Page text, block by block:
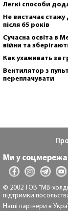
Легкі способи
Не вистачає стажу
після 65 років
Сучасна освіта в
війни та
Как ухаживать за
Вентилятор з
переплачувати
Ми у
© 2002 ТОВ "МВ-
підтримки
Наші партнери в